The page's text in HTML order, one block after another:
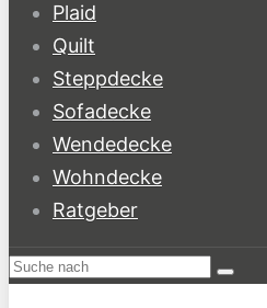
Plaid
Quilt
Steppdecke
Sofadecke
Wendedecke
Wohndecke
Ratgeber